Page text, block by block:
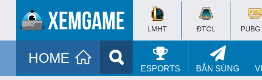
LMHT ĐTCL PUBG
HOME
ESPORTS BẮN SÚNG